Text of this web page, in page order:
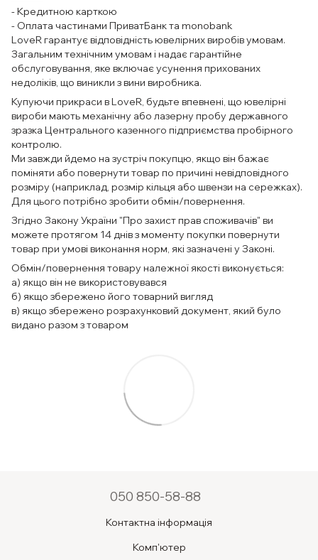
- Кредитною карткою
- Оплата частинами ПриватБанк та monobank
LoveR гарантує відповідність ювелірних виробів умовам.
Загальним технічним умовам і надає гарантійне
обслуговування, яке включає усунення прихованих
недоліків, що виникли з вини виробника.
Купуючи прикраси в LoveR, будьте впевнені, що ювелірні
вироби мають механічну або лазерну пробу державного
зразка Центрального казенного підприємства пробірного
контролю.
Ми завжди йдемо на зустріч покупцю, якщо він бажає
поміняти або повернути товар по причині невідповідного
розміру (наприклад, розмір кільця або швензи на сережках).
Для цього потрібно зробити обмін/повернення.
Згідно Закону України "Про захист прав споживачів" ви
можете протягом 14 днів з моменту покупки повернути
товар при умові виконання норм, які зазначені у Законі.
Обмін/повернення товару належної якості виконується:
а) якщо він не використовувався
б) якщо збережено його товарний вигляд
в) якщо збережено розрахунковий документ, який було
видано разом з товаром
050 850-58-88
Контактна інформація
Комп'ютер